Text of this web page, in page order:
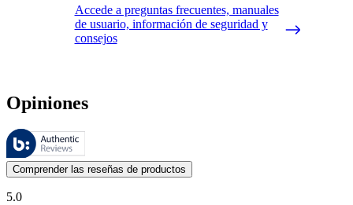
Accede a preguntas frecuentes, manuales
de usuario, información de seguridad y
consejos
Opiniones
Estas reseñas las gestiona Bazaarvoice y cumplen con la política de
Las opiniones de los clientes en forma de reseñas de productos y
Comprender las reseñas de productos
5.0